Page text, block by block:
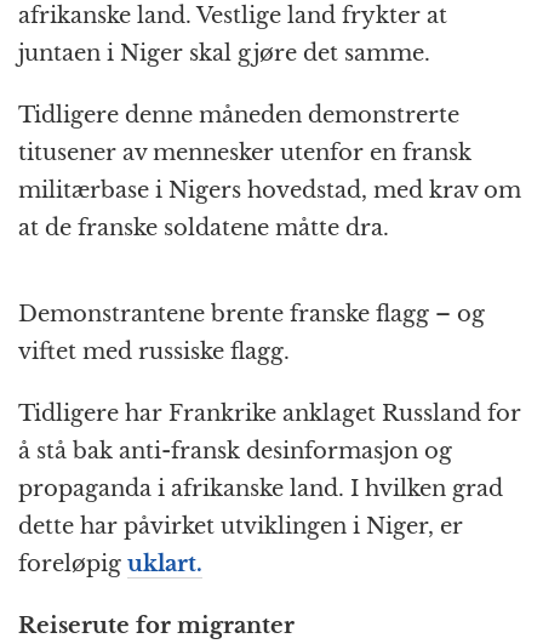
afrikanske land. Vestlige land frykter at
juntaen i Niger skal gjøre det samme.
Tidligere denne måneden demonstrerte
titusener av mennesker utenfor en fransk
militærbase i Nigers hovedstad, med krav om
at de franske soldatene måtte dra.
Demonstrantene brente franske flagg – og
viftet med russiske flagg.
Tidligere har Frankrike anklaget Russland for
å stå bak anti-fransk desinformasjon og
propaganda i afrikanske land. I hvilken grad
dette har påvirket utviklingen i Niger, er
foreløpig uklart.
Reiserute for migranter